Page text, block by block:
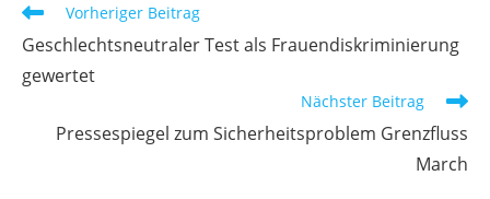
Weitere
Artikel
ansehen
Vorheriger Beitrag
Geschlechtsneutraler Test als Frauendiskriminierung
gewertet
Nächster Beitrag
Pressespiegel zum Sicherheitsproblem Grenzfluss
March